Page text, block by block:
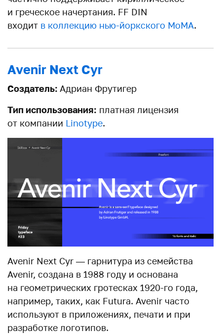
и греческое начертания. FF DIN
входит в коллекцию нью-йоркского MoMA.
Avenir Next Cyr
Создатель: Адриан Фрутигер
Тип использования: платная лицензия
от компании Linotype.
Avenir Next Cyr — гарнитура из семейства
Avenir, создана в 1988 году и основана
на геометрических гротесках 1920-го года,
например, таких, как Futura. Avenir часто
используют в приложениях, печати и при
разработке логотипов.